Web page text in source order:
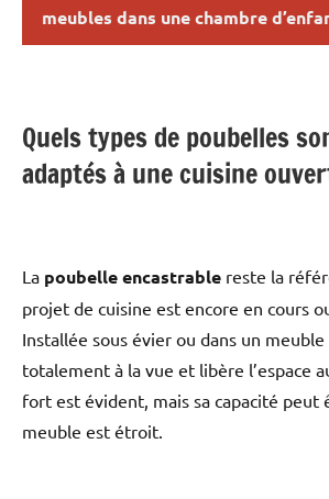
meubles dans une chambre
Quels types de poubelles
adaptés à une cuisine
La poubelle encastrable reste la
projet de cuisine est encore en cours
Installée sous évier ou dans un
totalement à la vue et libère l’espace
fort est évident, mais sa capacité peut
meuble est étroit.